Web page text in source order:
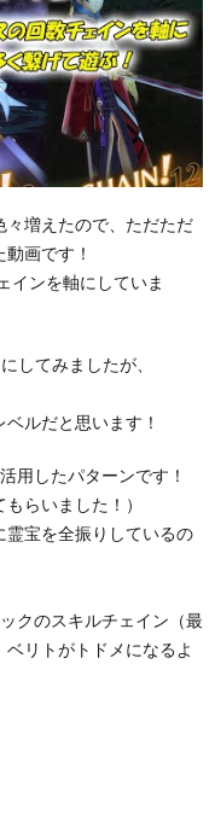
々増えたので、ただただ
画です！
インを軸にしていま
してみましたが、
ルだと思います！
用したパターンです！
らいました！）
霊宝を全振りしているの
クのスキルチェイン（最
リトがトドメになるよ